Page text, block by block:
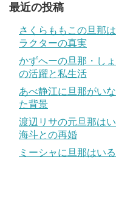
最近の投稿
さくらももこの旦那
ラクターの真実
かずへーの旦那・し
の活躍と私生活
あべ静江に旦那がい
た背景
渡辺リサの元旦那は
海斗との再婚
ミーシャに旦那はい